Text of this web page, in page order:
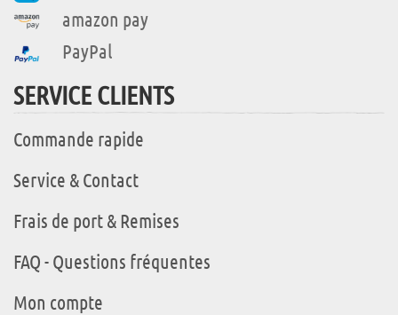
amazon pay
PayPal
SERVICE CLIENTS
Commande rapide
Service & Contact
Frais de port & Remises
FAQ - Questions fréquentes
Mon compte